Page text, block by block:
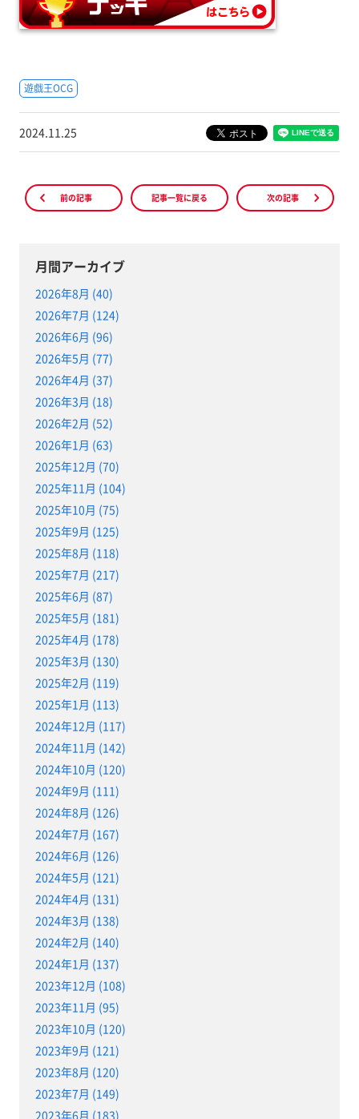
遊戯王OCG
2024.11.25
前の記事 記事一覧に戻る 次の記事
月間アーカイブ
2026年8月 (40)
2026年7月 (124)
2026年6月 (96)
2026年5月 (77)
2026年4月 (37)
2026年3月 (18)
2026年2月 (52)
2026年1月 (63)
2025年12月 (70)
2025年11月 (104)
2025年10月 (75)
2025年9月 (125)
2025年8月 (118)
2025年7月 (217)
2025年6月 (87)
2025年5月 (181)
2025年4月 (178)
2025年3月 (130)
2025年2月 (119)
2025年1月 (113)
2024年12月 (117)
2024年11月 (142)
2024年10月 (120)
2024年9月 (111)
2024年8月 (126)
2024年7月 (167)
2024年6月 (126)
2024年5月 (121)
2024年4月 (131)
2024年3月 (138)
2024年2月 (140)
2024年1月 (137)
2023年12月 (108)
2023年11月 (95)
2023年10月 (120)
2023年9月 (121)
2023年8月 (120)
2023年7月 (149)
2023年6月 (183)